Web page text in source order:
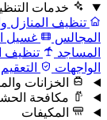
خدمات
تنظيف المنازل
المجالس
غسيل
المساجد
تنظيف
الواجهات
الخزانات
مكافحة
المكيفات